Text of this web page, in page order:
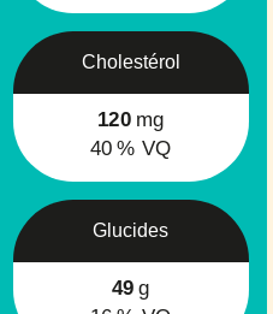
Cholestérol
120 mg
40 % VQ
Glucides
49 g